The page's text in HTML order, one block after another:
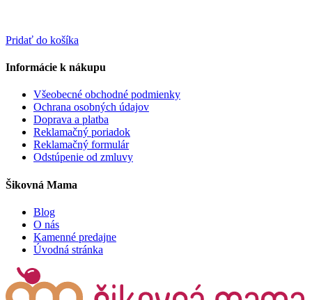
Pridať do košíka
Informácie k nákupu
Všeobecné obchodné podmienky
Ochrana osobných údajov
Doprava a platba
Reklamačný poriadok
Reklamačný formulár
Odstúpenie od zmluvy
Šikovná Mama
Blog
O nás
Kamenné predajne
Úvodná stránka